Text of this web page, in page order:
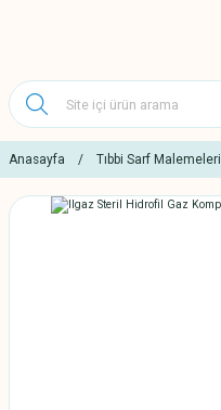
Anasayfa Tıbbi Sarf Malemeleri